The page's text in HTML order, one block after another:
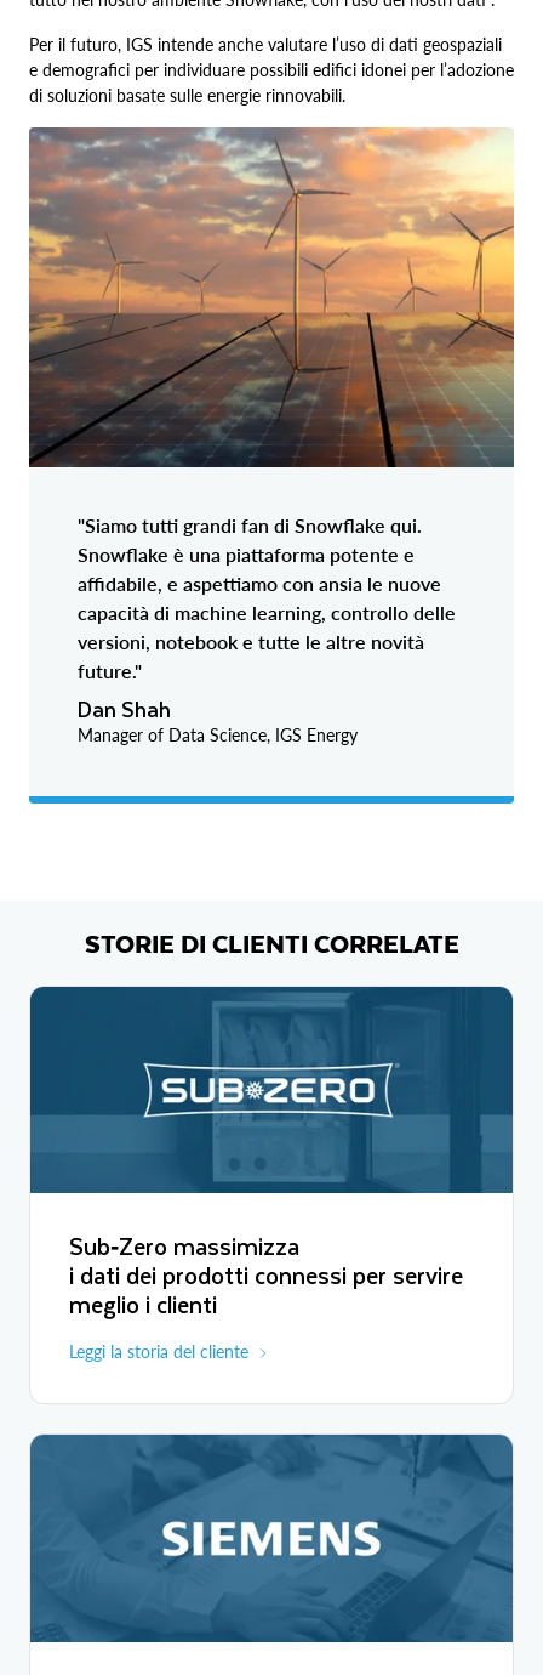
Per il futuro, IGS intende anche valutare l’uso di dati geospaziali
e demografici per individuare possibili edifici idonei per l’adozione
di soluzioni basate sulle energie rinnovabili.
"Siamo tutti grandi fan di Snowflake qui.
Snowflake è una piattaforma potente e
affidabile, e aspettiamo con ansia le nuove
capacità di machine learning, controllo delle
versioni, notebook e tutte le altre novità
future."
Dan Shah
Manager of Data Science, IGS Energy
STORIE DI CLIENTI CORRELATE
Sub‑Zero massimizza
i dati dei prodotti connessi per servire
meglio i clienti
Leggi la storia del cliente